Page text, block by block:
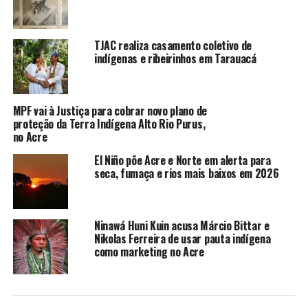
estratégias para recompor o quadro, avaliação das
unidades em Feijó, Tarauacá, Jordão, Marechal
Thaumaturgo e Mâncio Lima, além de medidas para
reforçar a logística e a capacidade administrativa da
coordenação regional.
Compartilhe isso:
WhatsApp LinkedIn
TJAC realiza casamento coletivo de
indígenas e ribeirinhos em Tarauacá
MPF vai à Justiça para cobrar novo plano de
proteção da Terra Indígena Alto Rio Purus,
no Acre
El Niño põe Acre e Norte em alerta para
seca, fumaça e rios mais baixos em 2026
Ninawá Huni Kuin acusa Márcio Bittar e
Nikolas Ferreira de usar pauta indígena
como marketing no Acre